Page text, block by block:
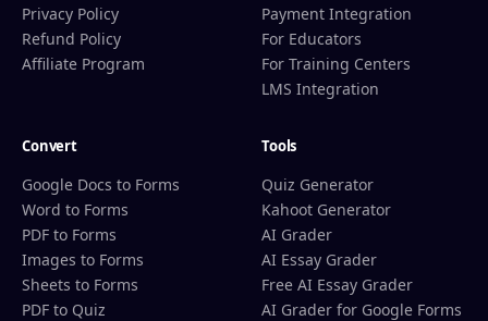
Privacy Policy
Refund Policy
Affiliate Program
Payment Integration
For Educators
For Training Centers
LMS Integration
Convert
Google Docs to Forms
Word to Forms
PDF to Forms
Images to Forms
Sheets to Forms
PDF to Quiz
Tools
Quiz Generator
Kahoot Generator
AI Grader
AI Essay Grader
Free AI Essay Grader
AI Grader for Google Forms